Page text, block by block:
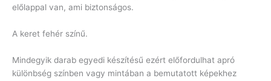
előlappal van, ami biztonságos.
A keret fehér színű.
Mindegyik darab egyedi készítésű ezért előfordulhat apró
különbség színben vagy mintában a bemutatott képekhez